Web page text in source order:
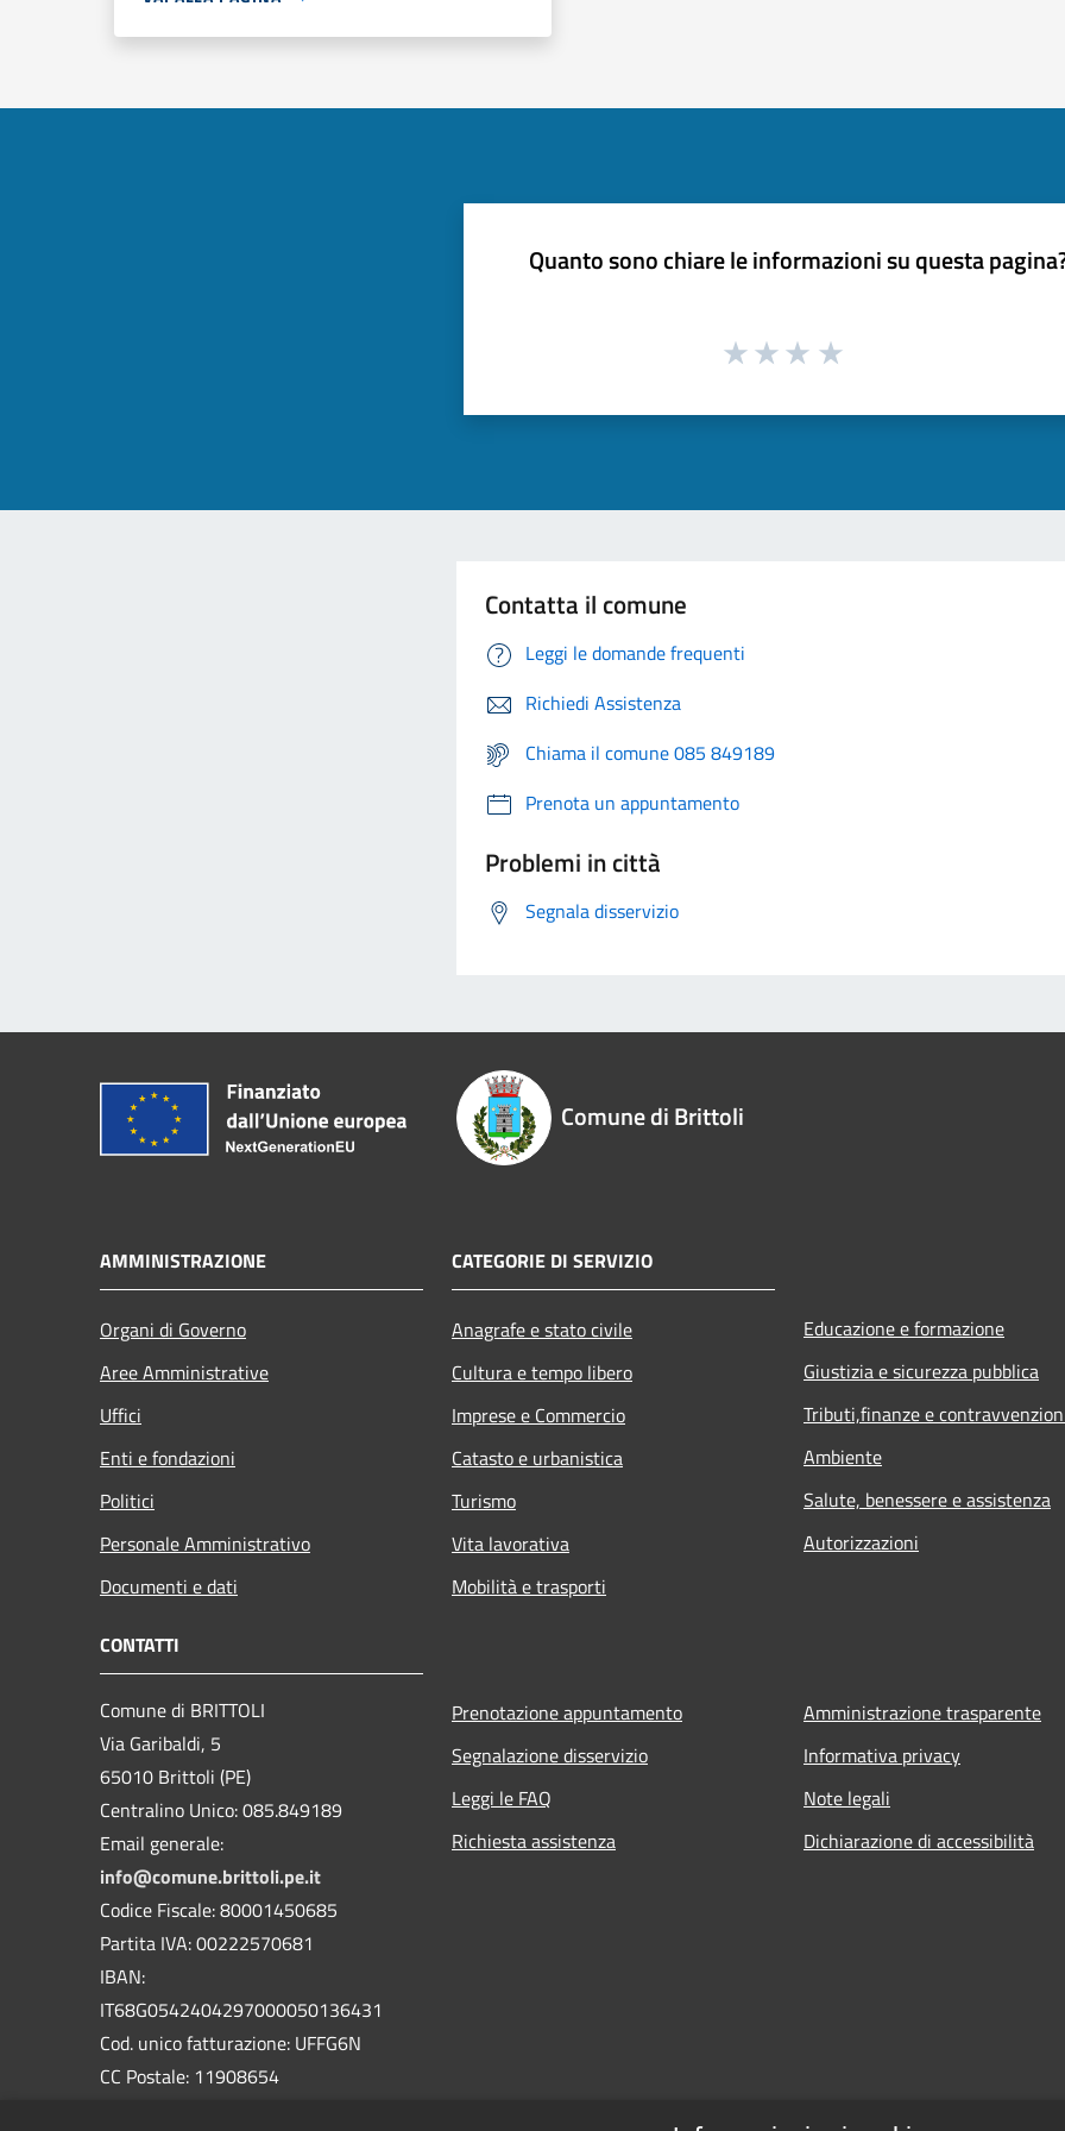
Quanto sono chiare le informazioni su questa
Contatta il comune
Leggi le domande frequenti
Richiedi Assistenza
Chiama il comune 085 849189
Prenota un appuntamento
Problemi in città
Segnala disservizio
Comune di Brittoli
AMMINISTRAZIONE
Organi di Governo
Aree Amministrative
Uffici
Enti e fondazioni
Politici
Personale Amministrativo
Documenti e dati
CATEGORIE DI SERVIZIO
Anagrafe e stato civile
Cultura e tempo libero
Imprese e Commercio
Catasto e urbanistica
Turismo
Vita lavorativa
Mobilità e trasporti
Educazione e formazione
Giustizia e sicurezza pubblica
Tributi,finanze e
Ambiente
Salute, benessere e assistenza
Autorizzazioni
CONTATTI
Comune di BRITTOLI
Via Garibaldi, 5
65010 Brittoli (PE)
Centralino Unico: 085.849189
Email generale:
info@comune.brittoli.pe.it
Codice Fiscale: 80001450685
Partita IVA: 00222570681
IBAN:
IT68G0542404297000050136431
Cod. unico fatturazione: UFFG6N
CC Postale: 11908654
Prenotazione appuntamento
Segnalazione disservizio
Leggi le FAQ
Richiesta assistenza
Amministrazione trasparente
Informativa privacy
Note legali
Dichiarazione di accessibilità